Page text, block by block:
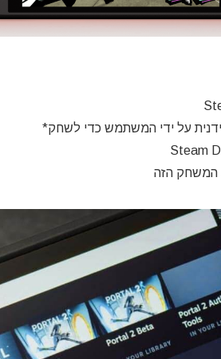
על ידי המשתמש כדי לשחק*
המשחק הזה